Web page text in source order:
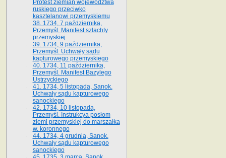
Protest ziemian województwa
ruskiego przeciwko
kasztelanowi przemyskiemu
38. 1734, 7 października,
Przemyśl. Manifest szlachty
przemyskiej
39. 1734, 9 października,
Przemyśl. Uchwały sądu
kapturowego przemyskiego
40. 1734, 11 października,
Przemyśl. Manifest Bazylego
Ustrzyckiego
41. 1734, 5 listopada, Sanok.
Uchwały sądu kapturowego
sanockiego
42. 1734, 10 listopada,
Przemyśl. Instrukcya posłom
ziemi przemyskiej do marszałka
w. koronnego
44. 1734, 4 grudnia, Sanok.
Uchwały sądu kapturowego
sanockiego